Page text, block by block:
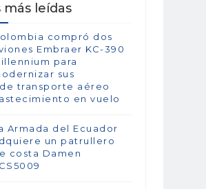
más leídas
compró dos
Embraer KC-390
para
sus
transporte aéreo
en vuelo
Armada del Ecuador
un patrullero
costa Damen